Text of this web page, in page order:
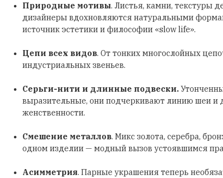
Природные мотивы. Листья, камни, текстуры
дизайнеры вдохновляются натуральными
источник эстетики и философии «slow life».
Цепи всех видов. От тонких многослойных
индустриальных звеньев.
Серьги-нити и длинные подвески.
выразительные, они подчеркивают линию шеи и
женственности.
Смешение металлов. Микс золота, серебра,
одном изделии — модный вызов устоявшимся
Асимметрия. Парные украшения теперь